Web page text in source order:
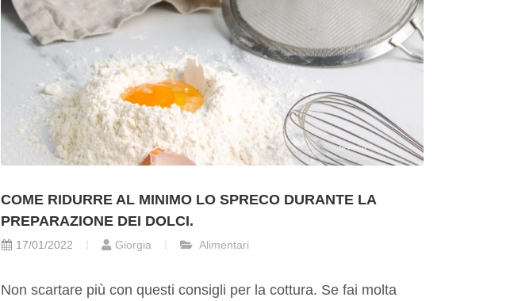
COME RIDURRE AL MINIMO LO SPRECO DURANTE LA
PREPARAZIONE DEI DOLCI.
17/01/2022 Giorgia Alimentari
Non scartare più con questi consigli per la cottura. Se fai molta